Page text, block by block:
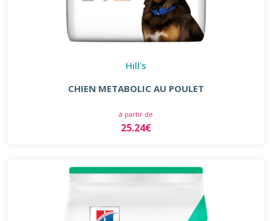
Hill's
CHIEN METABOLIC AU POULET
à partir de
25.24€